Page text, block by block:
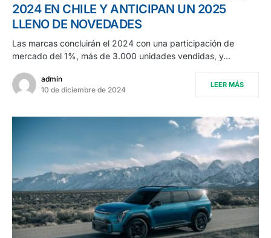
2024 EN CHILE Y ANTICIPAN UN 2025
LLENO DE NOVEDADES
Las marcas concluirán el 2024 con una participación de
mercado del 1%, más de 3.000 unidades vendidas, y…
admin
10 de diciembre de 2024
LEER MÁS